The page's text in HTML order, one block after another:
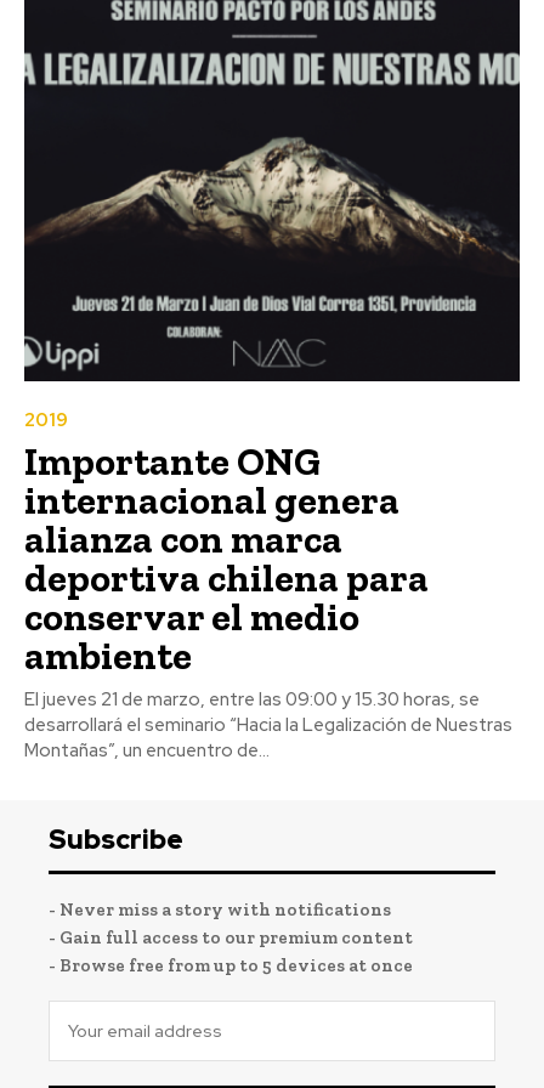
2019
Importante ONG
internacional genera
alianza con marca
deportiva chilena para
conservar el medio
ambiente
El jueves 21 de marzo, entre las 09:00 y 15.30 horas, se
desarrollará el seminario “Hacia la Legalización de Nuestras
Montañas”, un encuentro de...
Subscribe
- Never miss a story with notifications
- Gain full access to our premium content
- Browse free from up to 5 devices at once